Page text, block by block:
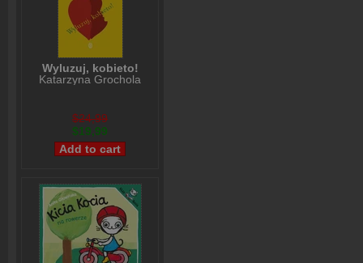
Wyluzuj, kobieto!
Katarzyna Grochola
$24,99
$19,99